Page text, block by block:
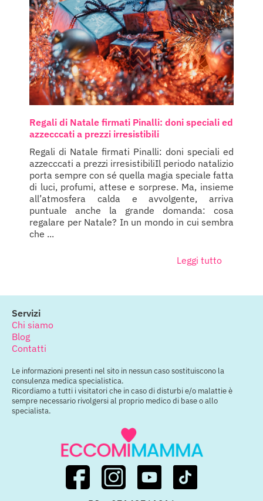
Regali di Natale firmati Pinalli: doni speciali ed
azzecccati a prezzi irresistibili
Regali di Natale firmati Pinalli: doni speciali ed
azzecccati a prezzi irresistibiliIl periodo natalizio
porta sempre con sé quella magia speciale fatta
di luci, profumi, attese e sorprese. Ma, insieme
all’atmosfera calda e avvolgente, arriva
puntuale anche la grande domanda: cosa
regalare per Natale? In un mondo in cui sembra
che ...
Leggi tutto
Servizi
Chi siamo
Blog
Contatti
Le informazioni presenti nel sito in nessun caso sostituiscono la
consulenza medica specialistica.
Ricordiamo a tutti i visitatori che in caso di disturbi e/o malattie è
sempre necessario rivolgersi al proprio medico di base o allo
specialista.